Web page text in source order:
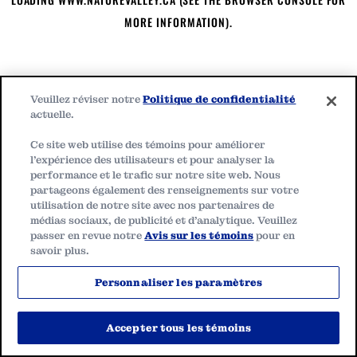
MORE INFORMATION).
Veuillez réviser notrePolitique de confidentialité
actuelle.
Ce site web utilise des témoins pour améliorer
l'expérience des utilisateurs et pour analyser la
performance et le trafic sur notre site web. Nous
partageons également des renseignements sur votre
utilisation de notre site avec nos partenaires de
médias sociaux, de publicité et d'analytique. Veuillez
passer en revue notreAvis sur les témoinspour en
savoir plus.
Personnaliser les paramètres
Accepter tous les témoins